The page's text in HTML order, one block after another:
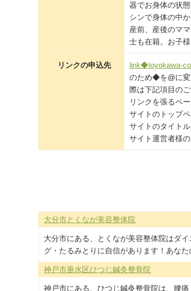
器でお身体の状
シンで身体の中
産前、産後のマ
士も在籍。お子
リンクの申込先 link◆toyokawa-
のため◆を@に変
際は下記項目の
リンクを張るペ
サイトのトップ
サイトのタイトル
サイト運営者様
大分市とくなが美容整体院
大分市にある、とくなが美容整体院はダ
グ・たるみとりに自信があります！あな
神戸市垂水区ひつじ鍼灸整骨院
神戸市にある、ひつじ鍼灸整骨院は、腰